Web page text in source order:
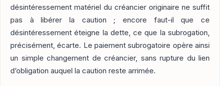
désintéressement matériel du créancier originaire ne suffit
pas à libérer la caution ; encore faut-il que ce
désintéressement éteigne la dette, ce que la subrogation,
précisément, écarte. Le paiement subrogatoire opère ainsi
un simple changement de créancier, sans rupture du lien
d’obligation auquel la caution reste arrimée.